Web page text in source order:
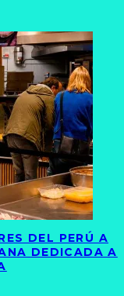
DEL PERÚ A
DEDICADA A